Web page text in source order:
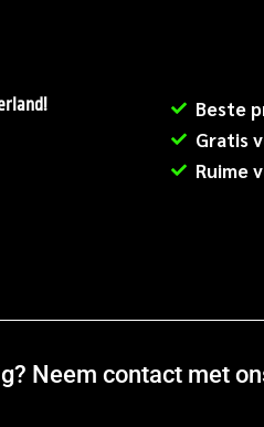
Beste
Gratis
Ruime
Neem contact met